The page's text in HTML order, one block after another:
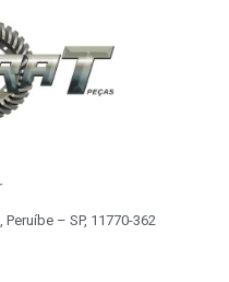
– SP, 11770-362